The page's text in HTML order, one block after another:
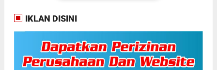
IKLAN DISINI